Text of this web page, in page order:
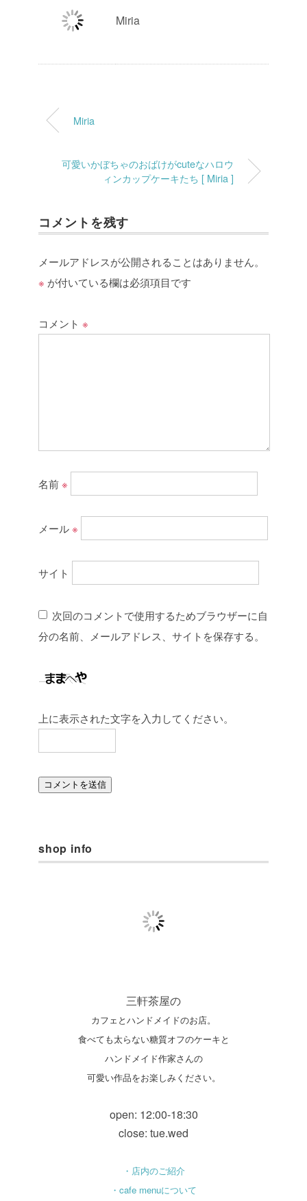
Miria
Miria
可愛いかぼちゃのおばけがcuteなハロウ
ィンカップケーキたち [ Miria ]
コメントを残す
メールアドレスが公開されることはありません。
※ が付いている欄は必須項目です
コメント ※
名前※
メール※
サイト
次回のコメントで使用するためブラウザーに自
分の名前、メールアドレス、サイトを保存する。
上に表示された文字を入力してください。
shop info
三軒茶屋の
カフェとハンドメイドのお店。
食べても太らない糖質オフのケーキと
ハンドメイド作家さんの
可愛い作品をお楽しみください。
open: 12:00-18:30
close: tue.wed
・店内のご紹介
・cafe menuについて